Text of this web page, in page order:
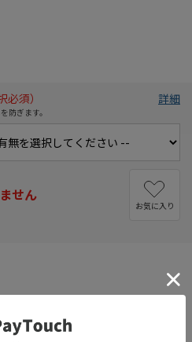
必須）
防ぎます。
詳細
せん
お気に入り